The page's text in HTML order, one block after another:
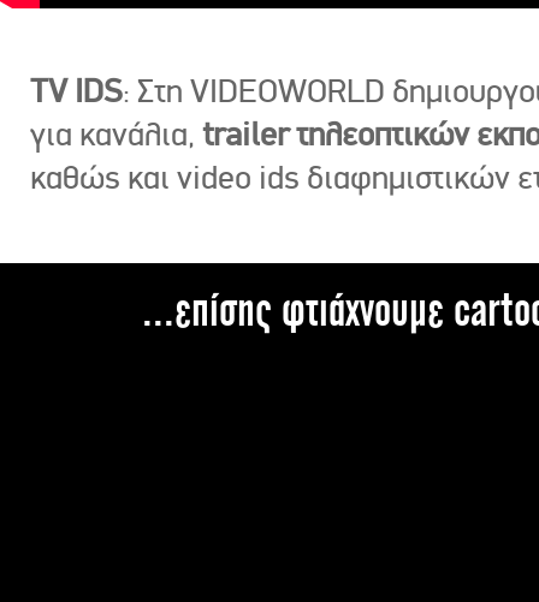
TV IDS: Στη VIDEOWORLD
για κανάλια, trailer τηλεοπτικών
καθώς και video ids διαφημιστικών
...επίσης φτιάχνουμε